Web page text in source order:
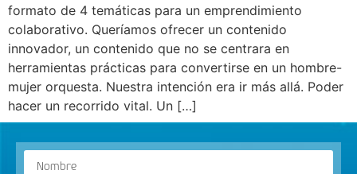
formato de 4 temáticas para un emprendimiento
colaborativo. Queríamos ofrecer un contenido
innovador, un contenido que no se centrara en
herramientas prácticas para convertirse en un hombre-
mujer orquesta. Nuestra intención era ir más allá. Poder
hacer un recorrido vital. Un […]